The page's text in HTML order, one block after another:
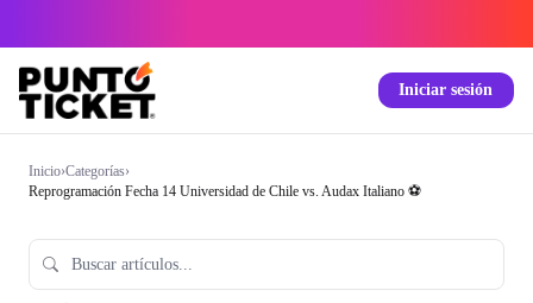
Iniciar sesión
Inicio›Categorías›
Reprogramación Fecha 14 Universidad de Chile vs. Audax Italiano ⚽️